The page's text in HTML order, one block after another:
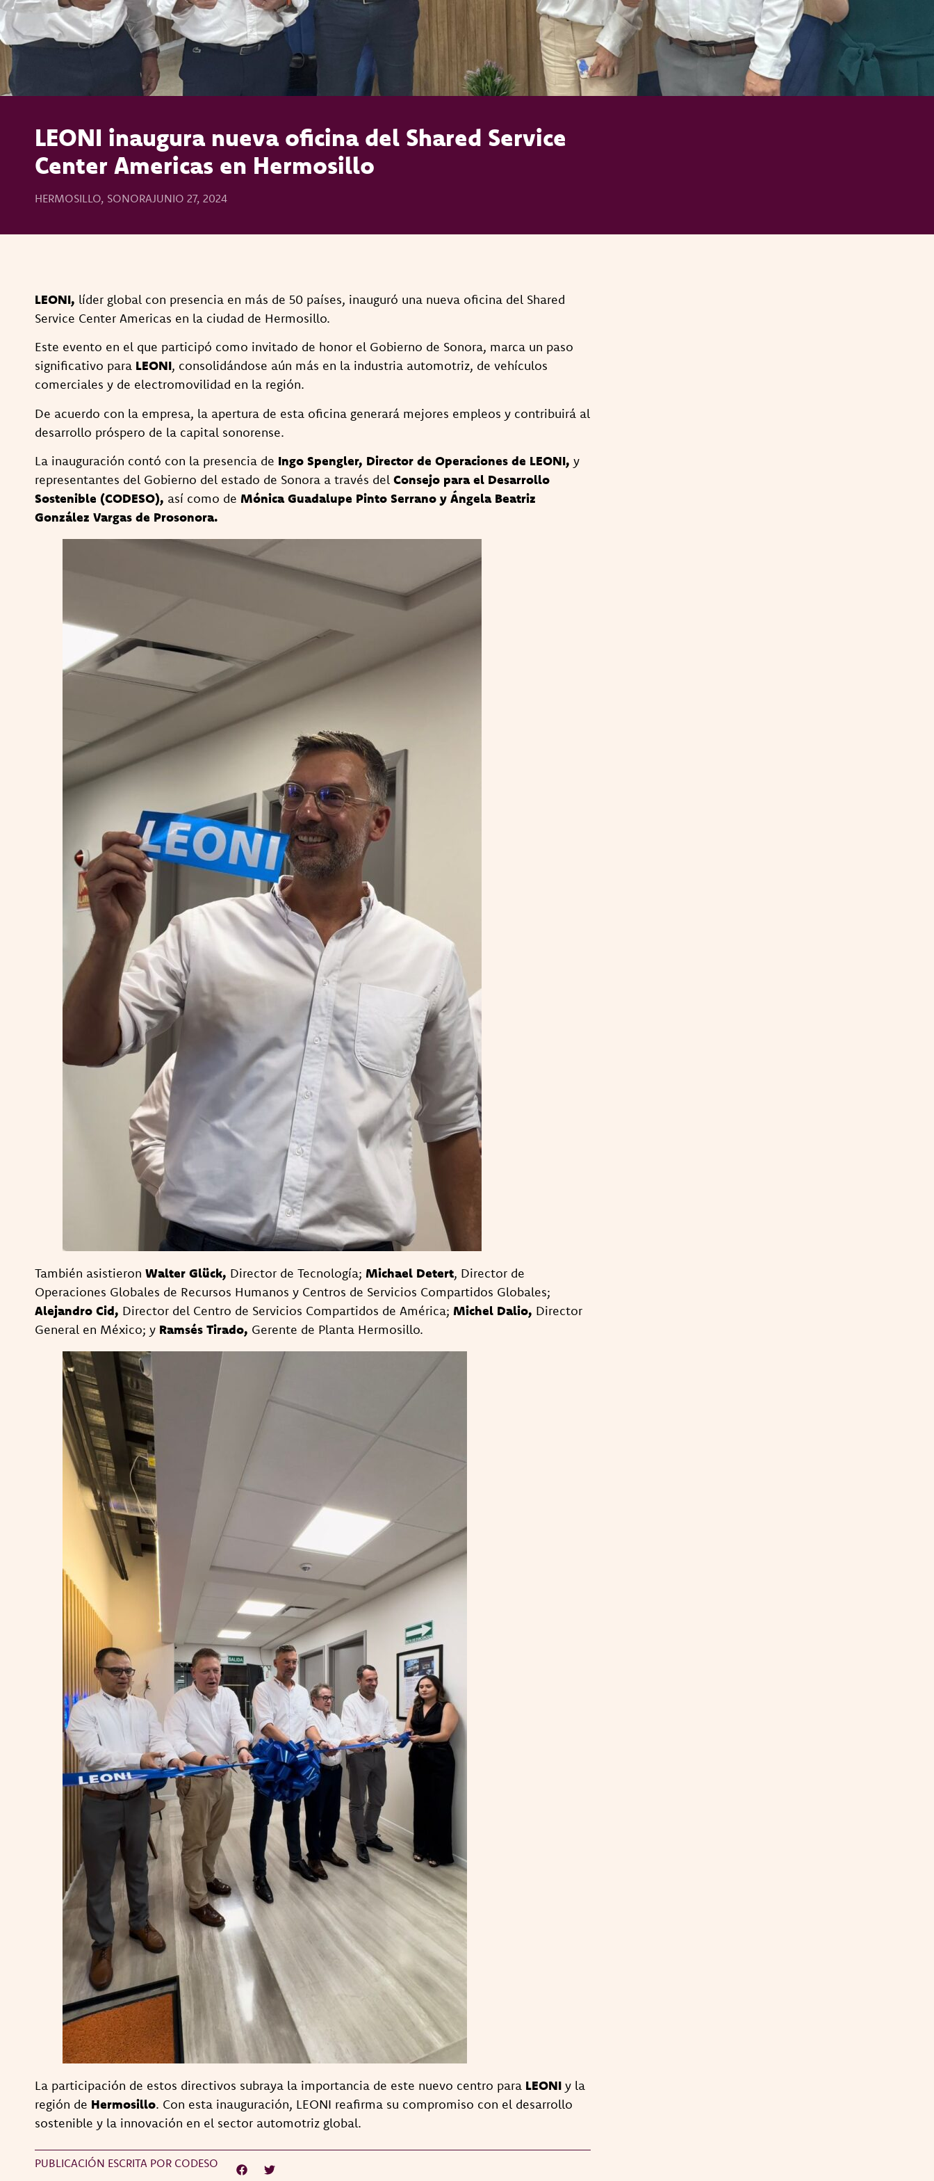
LEONI inaugura nueva oficina del Shared Service
Center Americas en Hermosillo
HERMOSILLO, SONORAJUNIO 27, 2024
LEONI, líder global con presencia en más de 50 países, inauguró una nueva oficina del Shared
Service Center Americas en la ciudad de Hermosillo.
Este evento en el que participó como invitado de honor el Gobierno de Sonora, marca un paso
significativo para LEONI, consolidándose aún más en la industria automotriz, de vehículos
comerciales y de electromovilidad en la región.
De acuerdo con la empresa, la apertura de esta oficina generará mejores empleos y contribuirá al
desarrollo próspero de la capital sonorense.
La inauguración contó con la presencia de Ingo Spengler, Director de Operaciones de LEONI, y
representantes del Gobierno del estado de Sonora a través del Consejo para el Desarrollo
Sostenible (CODESO), así como de Mónica Guadalupe Pinto Serrano y Ángela Beatriz
González Vargas de Prosonora.
También asistieron Walter Glück, Director de Tecnología; Michael Detert, Director de
Operaciones Globales de Recursos Humanos y Centros de Servicios Compartidos Globales;
Alejandro Cid, Director del Centro de Servicios Compartidos de América; Michel Dalio, Director
General en México; y Ramsés Tirado, Gerente de Planta Hermosillo.
La participación de estos directivos subraya la importancia de este nuevo centro para LEONI y la
región de Hermosillo. Con esta inauguración, LEONI reafirma su compromiso con el desarrollo
sostenible y la innovación en el sector automotriz global.
PUBLICACIÓN ESCRITA POR CODESO